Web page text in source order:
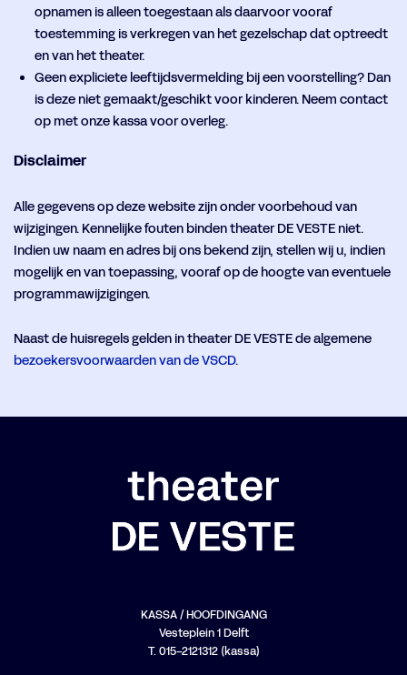
opnamen is alleen toegestaan als daarvoor vooraf
toestemming is verkregen van het gezelschap dat optreedt
en van het theater.
Geen expliciete leeftijdsvermelding bij een voorstelling? Dan
is deze niet gemaakt/geschikt voor kinderen. Neem contact
op met onze kassa voor overleg.
Disclaimer
Alle gegevens op deze website zijn onder voorbehoud van
wijzigingen. Kennelijke fouten binden theater DE VESTE niet.
Indien uw naam en adres bij ons bekend zijn, stellen wij u, indien
mogelijk en van toepassing, vooraf op de hoogte van eventuele
programmawijzigingen.
Naast de huisregels gelden in theater DE VESTE de algemene
bezoekersvoorwaarden van de VSCD.
KASSA / HOOFDINGANG
Vesteplein 1 Delft
T. 015-2121312 (kassa)